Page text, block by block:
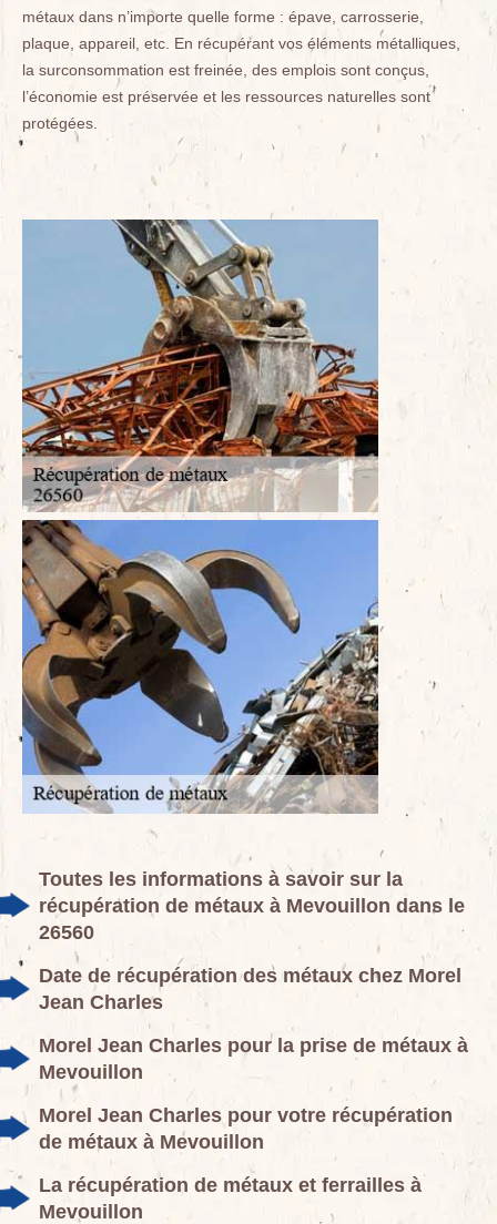
métaux dans n’importe quelle forme : épave, carrosserie,
plaque, appareil, etc. En récupérant vos éléments métalliques,
la surconsommation est freinée, des emplois sont conçus,
l’économie est préservée et les ressources naturelles sont
protégées.
Toutes les informations à savoir sur la
récupération de métaux à Mevouillon dans le
26560
Date de récupération des métaux chez Morel
Jean Charles
Morel Jean Charles pour la prise de métaux à
Mevouillon
Morel Jean Charles pour votre récupération
de métaux à Mevouillon
La récupération de métaux et ferrailles à
Mevouillon